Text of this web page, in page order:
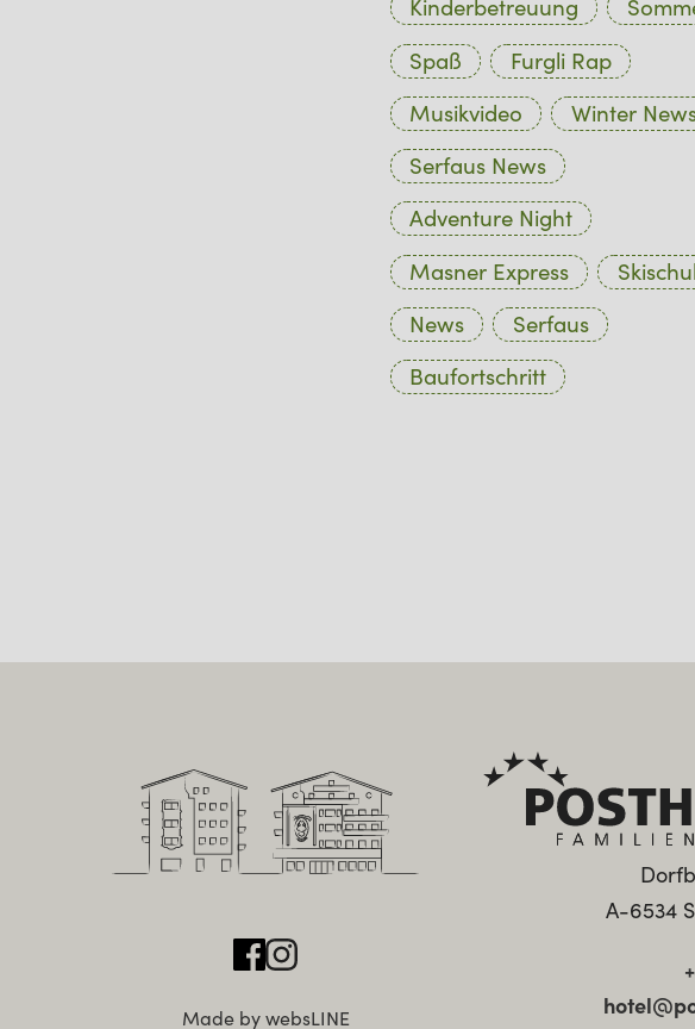
Kinderbetreuung
Spaß
Furgli Rap
Musikvideo
Winter
Serfaus News
Adventure Night
Masner Express
News
Serfaus
Baufortschritt
Made by websLINE
A-6534